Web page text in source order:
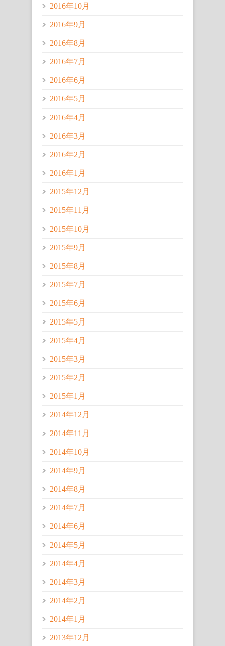
2016年10月
2016年9月
2016年8月
2016年7月
2016年6月
2016年5月
2016年4月
2016年3月
2016年2月
2016年1月
2015年12月
2015年11月
2015年10月
2015年9月
2015年8月
2015年7月
2015年6月
2015年5月
2015年4月
2015年3月
2015年2月
2015年1月
2014年12月
2014年11月
2014年10月
2014年9月
2014年8月
2014年7月
2014年6月
2014年5月
2014年4月
2014年3月
2014年2月
2014年1月
2013年12月